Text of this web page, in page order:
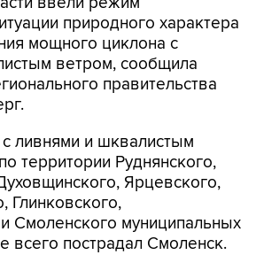
природного характера
мощного циклона с
ветром, сообщила
правительства
ливнями и шквалистым
территории Руднянского,
Ярцевского,
Глинковского,
Смоленского муниципальных
всего пострадал Смоленск.